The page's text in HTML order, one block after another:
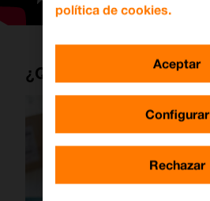
¿Qué es una factura?
política de cookies.
Configurar
Rechazar
Aceptar